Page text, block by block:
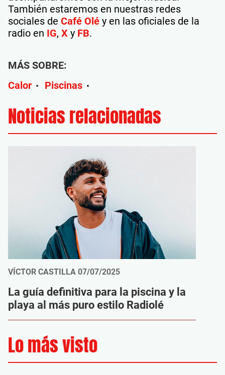
También estaremos en nuestras redes
sociales de Café Olé y en las oficiales de la
radio en IG, X y FB.
MÁS SOBRE:
Calor • Piscinas •
Noticias relacionadas
VÍCTOR CASTILLA 07/07/2025
La guía definitiva para la piscina y la
playa al más puro estilo Radiolé
Lo más visto